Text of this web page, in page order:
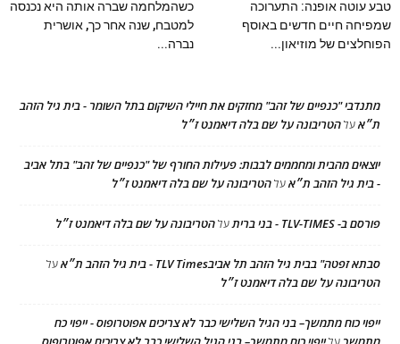
טבע עוטה אופנה: התערוכה
שמפיחה חיים חדשים באוסף
הפוחלצים של מוזיאון...
כשהמלחמה שברה אותה היא נכנסה
למטבח, שנה אחר כך, אושרית
נברה...
מתנדבי "כנפיים של זהב" מחזקים את חיילי השיקום בתל השומר - בית גיל הזהב
ת״אעלהטריבונה על שם בלה דיאמנט ז״ל
יוצאים מהבית ומחממים לבבות: פעילות החורף של "כנפיים של זהב" בתל אביב
- בית גיל הזהב ת״אעלהטריבונה על שם בלה דיאמנט ז״ל
פורסם ב- TLV-TIMES - בני ברית עלהטריבונה על שם בלה דיאמנט ז״ל
סבתא זפטה" בבית גיל הזהב תל אביבTLV Times - בית גיל הזהב ת״א על
הטריבונה על שם בלה דיאמנט ז״ל
ייפוי כוח מתמשך– בני הגיל השלישי כבר לא צריכים אפוטרופוס - ייפוי כח